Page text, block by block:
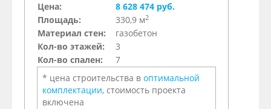
Цена:
8 628 474 руб.
Площадь:
330,9 м2
Материал стен:
газобетон
Кол-во этажей:
3
Кол-во спален:
7
* цена строительства в оптимальной
комплектации, стоимость проекта
включена